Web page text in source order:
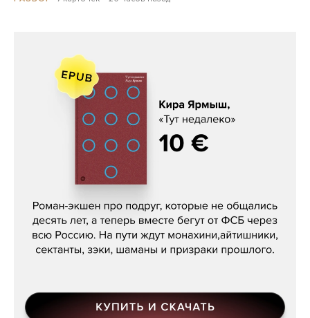
Кира Ярмыш, «Тут недалеко»